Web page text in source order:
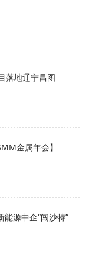
落地辽宁昌图
金属年会】
源中企“闯沙特”